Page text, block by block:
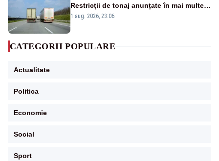
Restricții de tonaj anunțate în mai multe
județe
1 aug. 2026, 23:06
CATEGORII POPULARE
Actualitate
Politica
Economie
Social
Sport